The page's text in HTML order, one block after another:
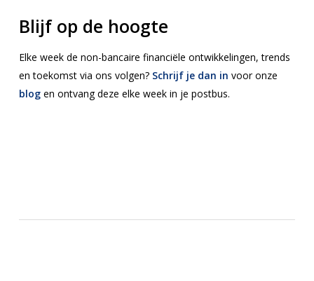
Blijf op de hoogte
Elke week de non-bancaire financiële ontwikkelingen, trends
en toekomst via ons volgen? Schrijf je dan in voor onze
blogen ontvang deze elke week in je postbus.